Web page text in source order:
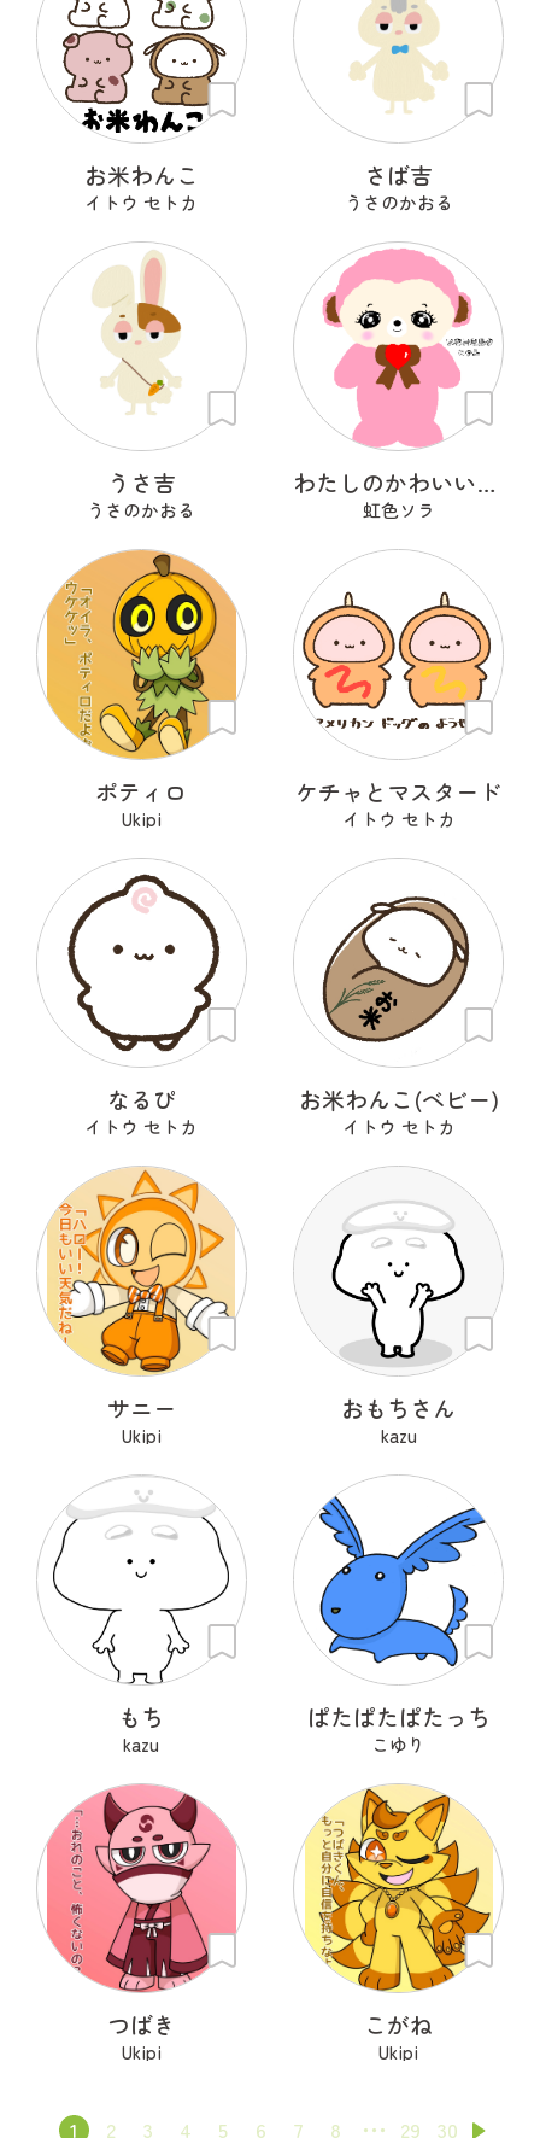
お米わんこ
イトウ セトカ
さば吉
うさのかおる
うさ吉
うさのかおる
わたしのかわいいせかい
虹色ソラ
ポティロ
Ukipi
ケチャとマスタード
イトウ セトカ
なるぴ
イトウ セトカ
お米わんこ(ベビー)
イトウ セトカ
サニー
Ukipi
おもちさん
kazu
もち
kazu
ぱたぱたぱたっち
こゆり
つばき
Ukipi
こがね
Ukipi
1 2 3 4 5 6 7 8 29 30